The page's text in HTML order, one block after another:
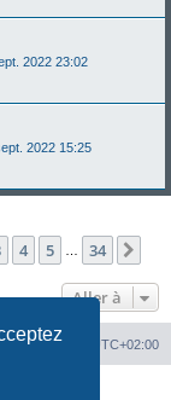
2022 23:02
2022 15:25
34 4 5 34
Aller à
au format UTC+02:00